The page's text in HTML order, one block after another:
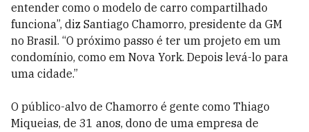
entender como o modelo de carro compartilhado
funciona”, diz Santiago Chamorro, presidente da GM
no Brasil. “O próximo passo é ter um projeto em um
condomínio, como em Nova York. Depois levá-lo para
uma cidade.”
O público-alvo de Chamorro é gente como Thiago
Miqueias, de 31 anos, dono de uma empresa de